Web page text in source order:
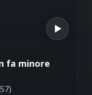
fa minore